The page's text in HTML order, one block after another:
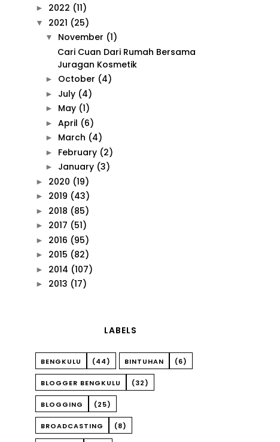
► 2022 (11)
▼ 2021 (25)
▼ November (1)
Cari Cuan Dari Rumah Bersama
Juragan Kosmetik
► October (4)
► July (4)
► May (1)
► April (6)
► March (4)
► February (2)
► January (3)
► 2020 (19)
► 2019 (43)
► 2018 (85)
► 2017 (51)
► 2016 (95)
► 2015 (82)
► 2014 (107)
► 2013 (17)
LABELS
BENGKULU (44) BINTUHAN (6)
BLOGGER BENGKULU (32)
BLOGGING (25)
BROADCASTING (8)